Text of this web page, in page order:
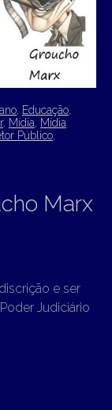
Educação
, Mídia
Mídia
Público
Marx
e ser
Judiciário